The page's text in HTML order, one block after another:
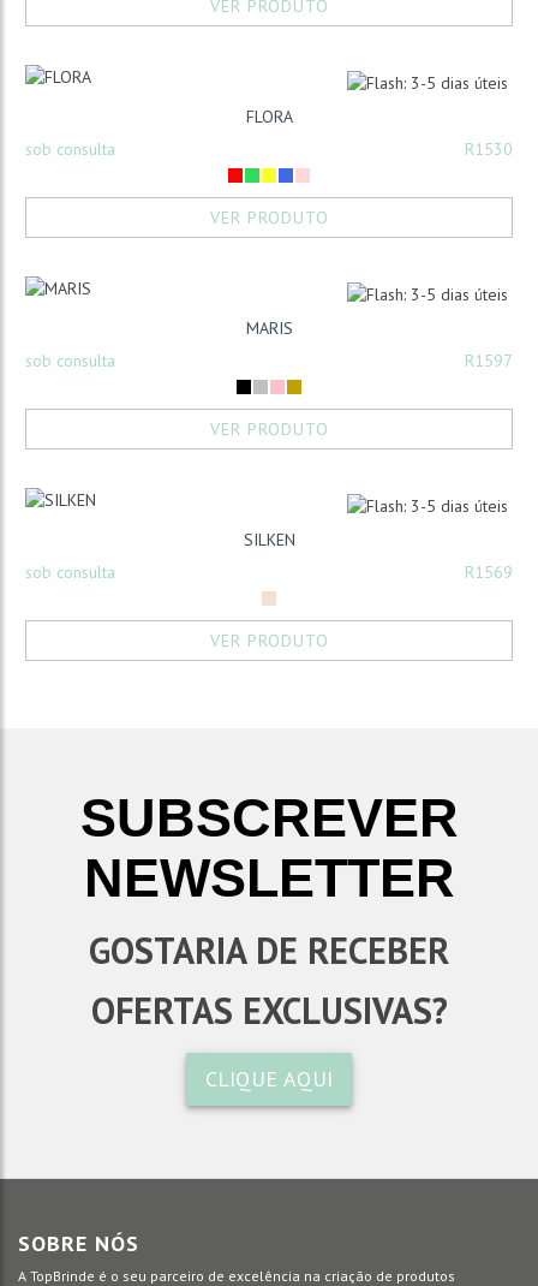
VER PRODUTO
FLORA
sob consulta
R1530
VER PRODUTO
MARIS
sob consulta
R1597
VER PRODUTO
SILKEN
sob consulta
R1569
VER PRODUTO
SUBSCREVER
NEWSLETTER
GOSTARIA DE RECEBER
OFERTAS EXCLUSIVAS?
CLIQUE AQUI
SOBRE NÓS
A TopBrinde é o seu parceiro de excelência na criação de produtos